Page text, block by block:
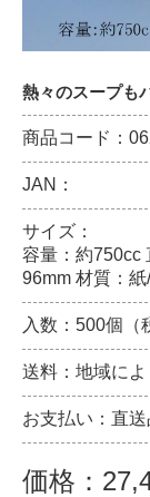
熱々のスープも
商品コード：
JAN：
サイズ：
容量：約750cc
96mm 材質：
入数：500個（
送料：地域によ
お支払い：直
価格：